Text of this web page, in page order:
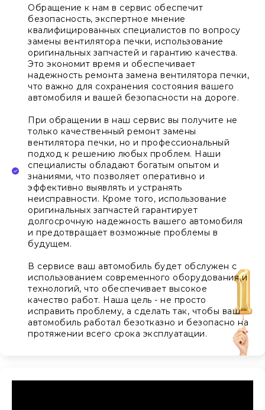
Обращение к нам в сервис обеспечит
безопасность, экспертное мнение
квалифицированных специалистов по вопросу
замены вентилятора печки, использование
оригинальных запчастей и гарантию качества.
Это экономит время и обеспечивает
надежность ремонта замена вентилятора печки,
что важно для сохранения состояния вашего
автомобиля и вашей безопасности на дороге.
При обращении в наш сервис вы получите не
только качественный ремонт замены
вентилятора печки, но и профессиональный
подход к решению любых проблем. Наши
специалисты обладают богатым опытом и
знаниями, что позволяет оперативно и
эффективно выявлять и устранять
неисправности. Кроме того, использование
оригинальных запчастей гарантирует
долгосрочную надежность вашего автомобиля
и предотвращает возможные проблемы в
будущем.
В сервисе ваш автомобиль будет обслужен с
использованием современного оборудования и
технологий, что обеспечивает высокое
качество работ. Наша цель - не просто
исправить проблему, а сделать так, чтобы ваш
автомобиль работал безотказно и безопасно на
протяжении всего срока эксплуатации.